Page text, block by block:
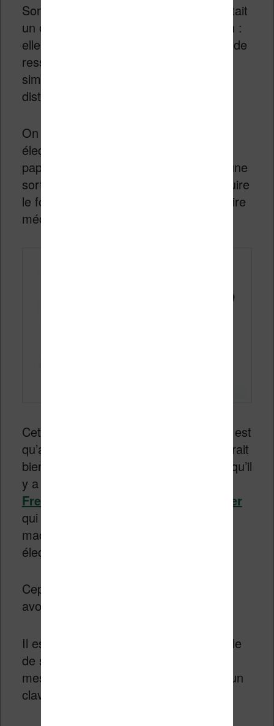
Son idée est que la machine à écrire était
un outil parfaitement adapté à l’écrivain :
elle n’est pas encombrante, utilise peu de
ressources et possède une interface
simple qui permet d’écrire sans
distraction.
On retrouve donc un écran à encre
électronique avec la largeur du page
papier A4 et l’écran est incrusté dans une
sorte de rouleau qui permet de reproduire
le fonctionnement d’une machine à écrire
mécanique.
Cette machine
n’en est
qu’au stade de concept, mais elle pourrait
bien faire parler d’elle. On se souvient qu’il
y a déjà eu une tentative avec la
Freewrite ou la Onyx Boox Typewriter
qui était également une espèce de
machine à écrire moderne à encre
électronique.
Cependant, le concept ne semble pas
avoir rencontré un grand succès.
Il est vrai qu’il est aujourd’hui très simple
de se créer une machine à écrire sur
mesure en couplant un smartphone à un
clavier Bluetooth.